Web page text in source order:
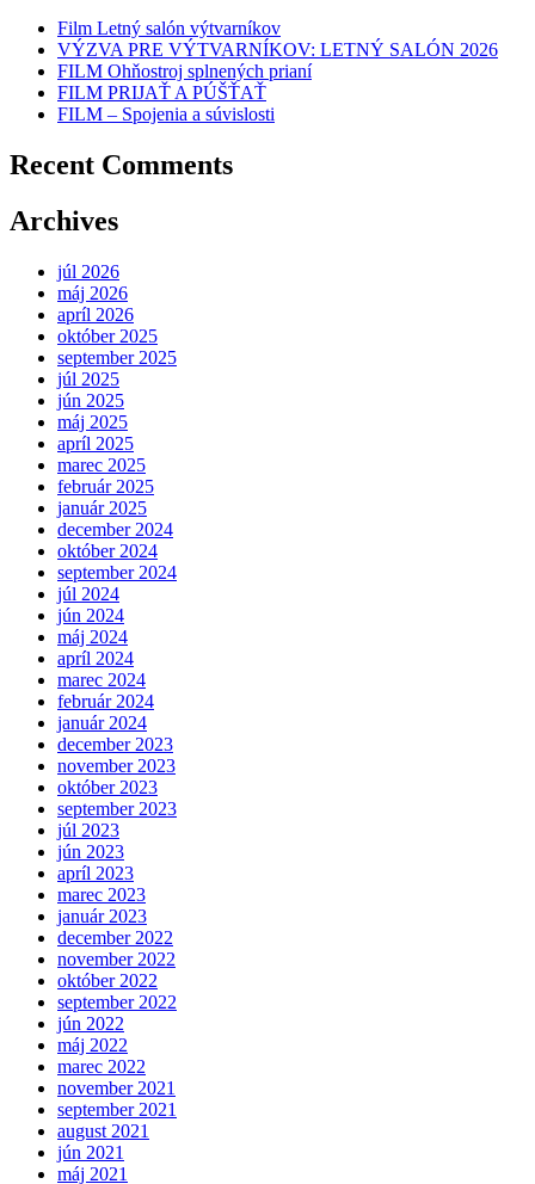
Film Letný salón výtvarníkov
VÝZVA PRE VÝTVARNÍKOV: LETNÝ SALÓN 2026
FILM Ohňostroj splnených prianí
FILM PRIJAŤ A PÚŠŤAŤ
FILM – Spojenia a súvislosti
Recent Comments
Archives
júl 2026
máj 2026
apríl 2026
október 2025
september 2025
júl 2025
jún 2025
máj 2025
apríl 2025
marec 2025
február 2025
január 2025
december 2024
október 2024
september 2024
júl 2024
jún 2024
máj 2024
apríl 2024
marec 2024
február 2024
január 2024
december 2023
november 2023
október 2023
september 2023
júl 2023
jún 2023
apríl 2023
marec 2023
január 2023
december 2022
november 2022
október 2022
september 2022
jún 2022
máj 2022
marec 2022
november 2021
september 2021
august 2021
jún 2021
máj 2021